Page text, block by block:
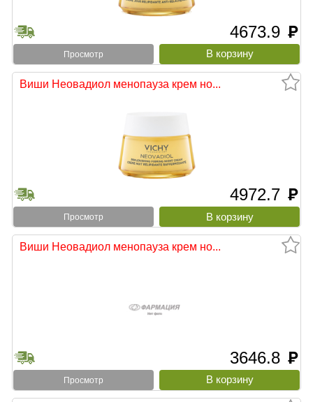
4673.9 руб
Просмотр
Виши Неовадиол менопауза крем но...
4972.7 руб
Просмотр
Виши Неовадиол менопауза крем но...
3646.8 руб
Просмотр